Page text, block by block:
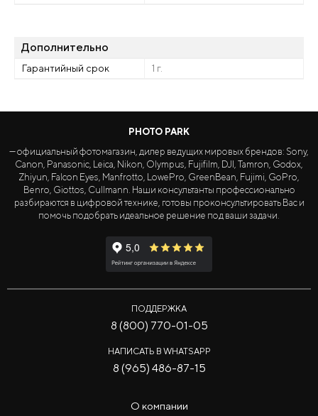
Дополнительно
Гарантийный срок 1 г.
PHOTO PARK
— официальный фотомагазин, дилер ведущих мировых брендов: Sony,
Canon, Panasonic, Leica, Nikon, Olympus, Fujifilm, DJI, Tamron, Godox,
Zhiyun, Falcon Eyes, Manfrotto, LowePro, GreenBean, Fujimi, GoPro,
Benro, Giottos, Cullmann. Наши консультанты профессионально
разбираются в цифровой технике, готовы проконсультировать Вас и
помочь подобрать идеальное решение под ваши задачи.
ПОДДЕРЖКА
8 (800) 770-01-05
НАПИСАТЬ В WHATSAPP
8 (965) 486-87-15
О компании